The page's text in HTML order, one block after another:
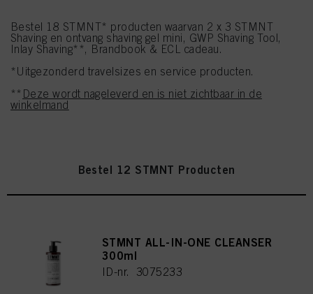
Bestel 18 STMNT* producten waarvan 2 x 3 STMNT
Shaving en ontvang shaving gel mini, GWP Shaving Tool,
Inlay Shaving**, Brandbook & ECL cadeau.
*Uitgezonderd travelsizes en service producten.
** Deze wordt nageleverd en is niet zichtbaar in de
winkelmand
Bestel 12 STMNT Producten
STMNT ALL-IN-ONE CLEANSER
300ml
ID-nr. 3075233